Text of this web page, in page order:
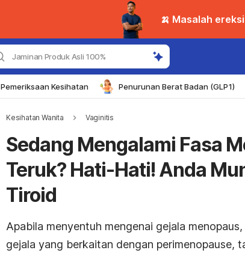
🍌 Masalah
Jaminan Produk Asli 100%
Pemeriksaan Kesihatan Penurunan Berat Badan (GLP1)
Kesihatan Wanita Vaginitis
Sedang Mengalami Fasa
Teruk? Hati-Hati! Anda
Tiroid
Apabila menyentuh mengenai gejala
gejala yang berkaitan dengan perimenopause,